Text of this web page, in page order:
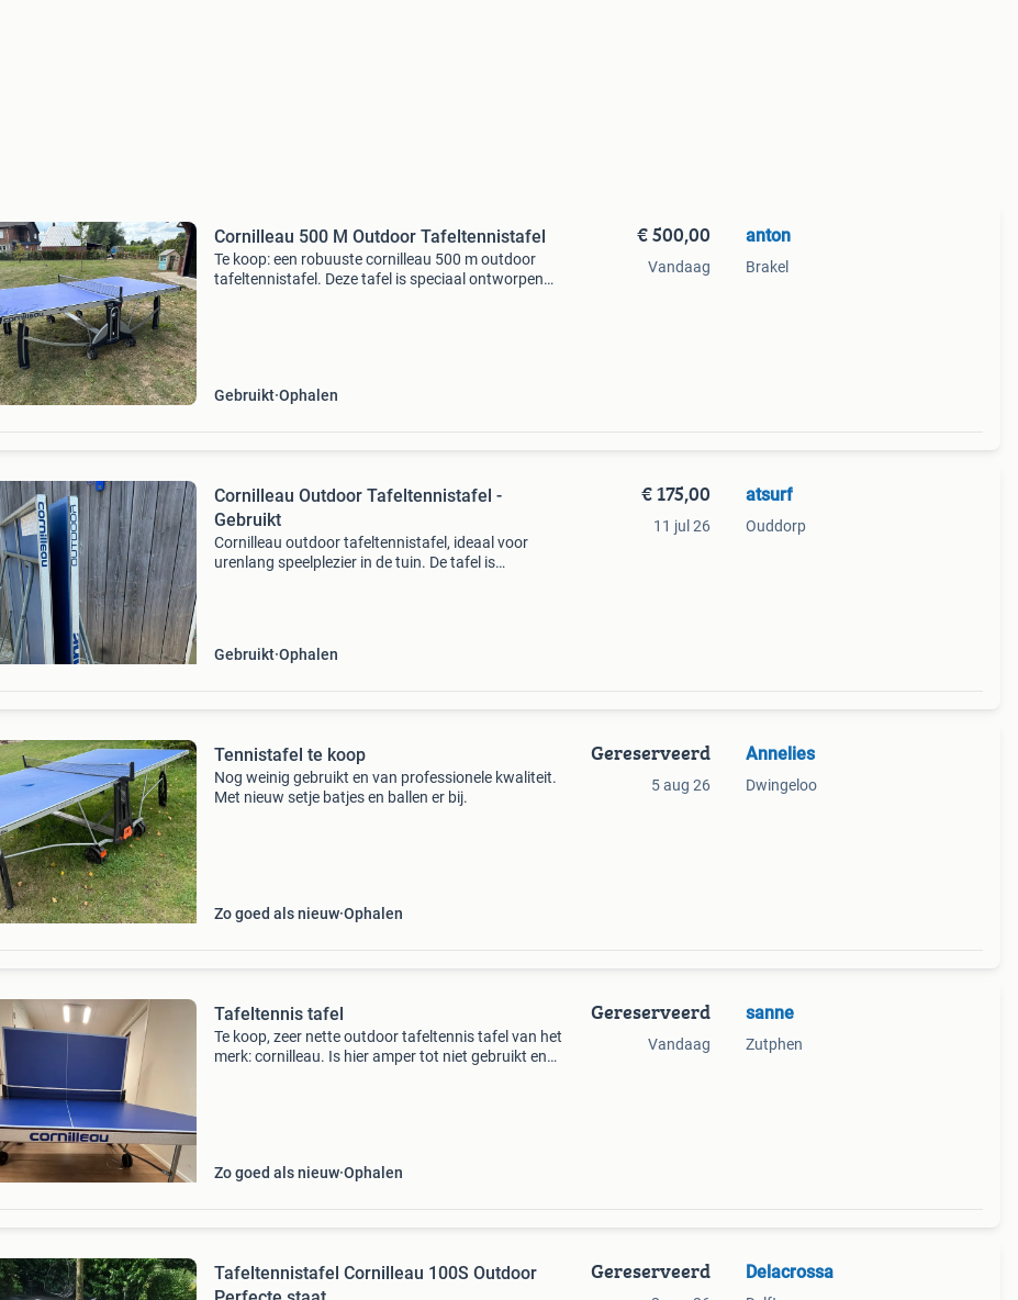
Cornilleau 500 M Outdoor Tafeltennistafel
Te koop: een robuuste cornilleau 500 m outdoor
tafeltennistafel. Deze tafel is speciaal ontworpen
Gebruikt Ophalen
€ 500,00
Vandaag
anton
Brakel
Cornilleau Outdoor Tafeltennistafel -
Gebruikt
Cornilleau outdoor tafeltennistafel, ideaal voor
urenlang speelplezier in de tuin. De tafel is
Gebruikt Ophalen
€ 175,00
11 jul 26
atsurf
Ouddorp
Tennistafel te koop
Nog weinig gebruikt en van professionele kwaliteit.
Met nieuw setje batjes en ballen er bij.
Zo goed als nieuw Ophalen
Gereserveerd
5 aug 26
Annelies
Dwingeloo
Tafeltennis tafel
Te koop, zeer nette outdoor tafeltennis tafel van het
merk: cornilleau. Is hier amper tot niet gebruikt en
Zo goed als nieuw Ophalen
Gereserveerd
Vandaag
sanne
Zutphen
Tafeltennistafel Cornilleau 100S Outdoor
Gereserveerd Delacrossa